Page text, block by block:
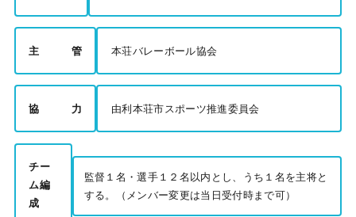
主 管 本荘バレーボール協会
協 力 由利本荘市スポーツ推進委員会
チー
ム編
成
監督１名・選手１２名以内とし、うち１名を主将と
する。（メンバー変更は当日受付時まで可）